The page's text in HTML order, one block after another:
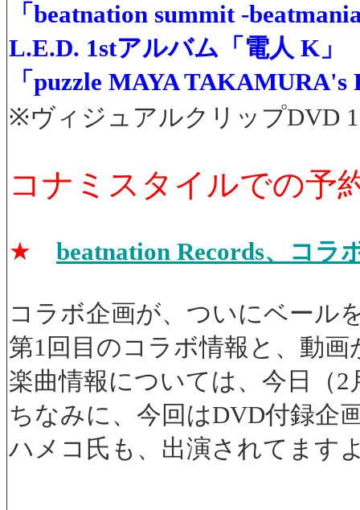
「beatnation summit -
L.E.D. 1stアルバム「電人 K」
「puzzle MAYA TAKAMURA's
※ヴィジュアルクリップDVD
コナミスタイルでの予
★ beatnation Records、コラ
コラボ企画が、ついにベール
第1回目のコラボ情報と、動
楽曲情報については、今日（
ちなみに、今回はDVD付録企
ハメコ氏も、出演されてます